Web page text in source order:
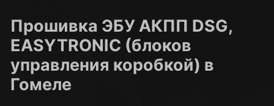
Прошивка ЭБУ АКПП DSG,
EASYTRONIC (блоков
управления коробкой) в
Гомеле